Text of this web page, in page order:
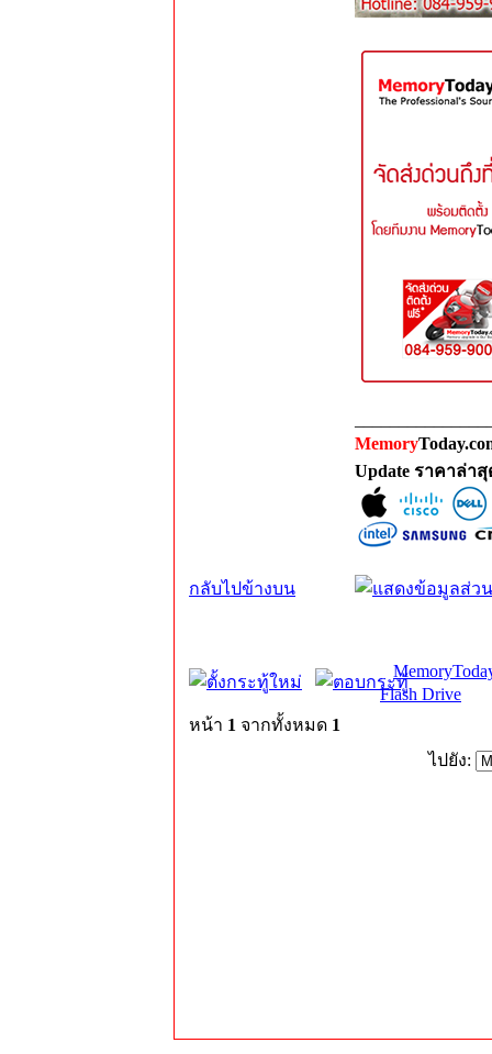
Memory
Update ราคาล่า
กลับไปข้างบน
Flash Drive
หน้า 1 จากทั้งหมด 1
ไปยัง: